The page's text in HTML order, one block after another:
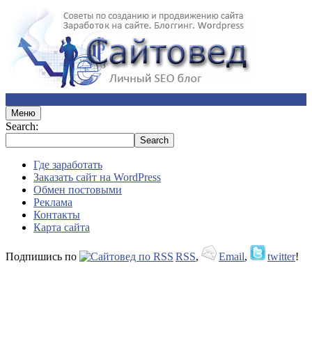
Меню
Search:
Где заработать
Заказать сайт на WordPress
Обмен постовыми
Реклама
Контакты
Карта сайта
Подпишись по RSS, Email, twitter!